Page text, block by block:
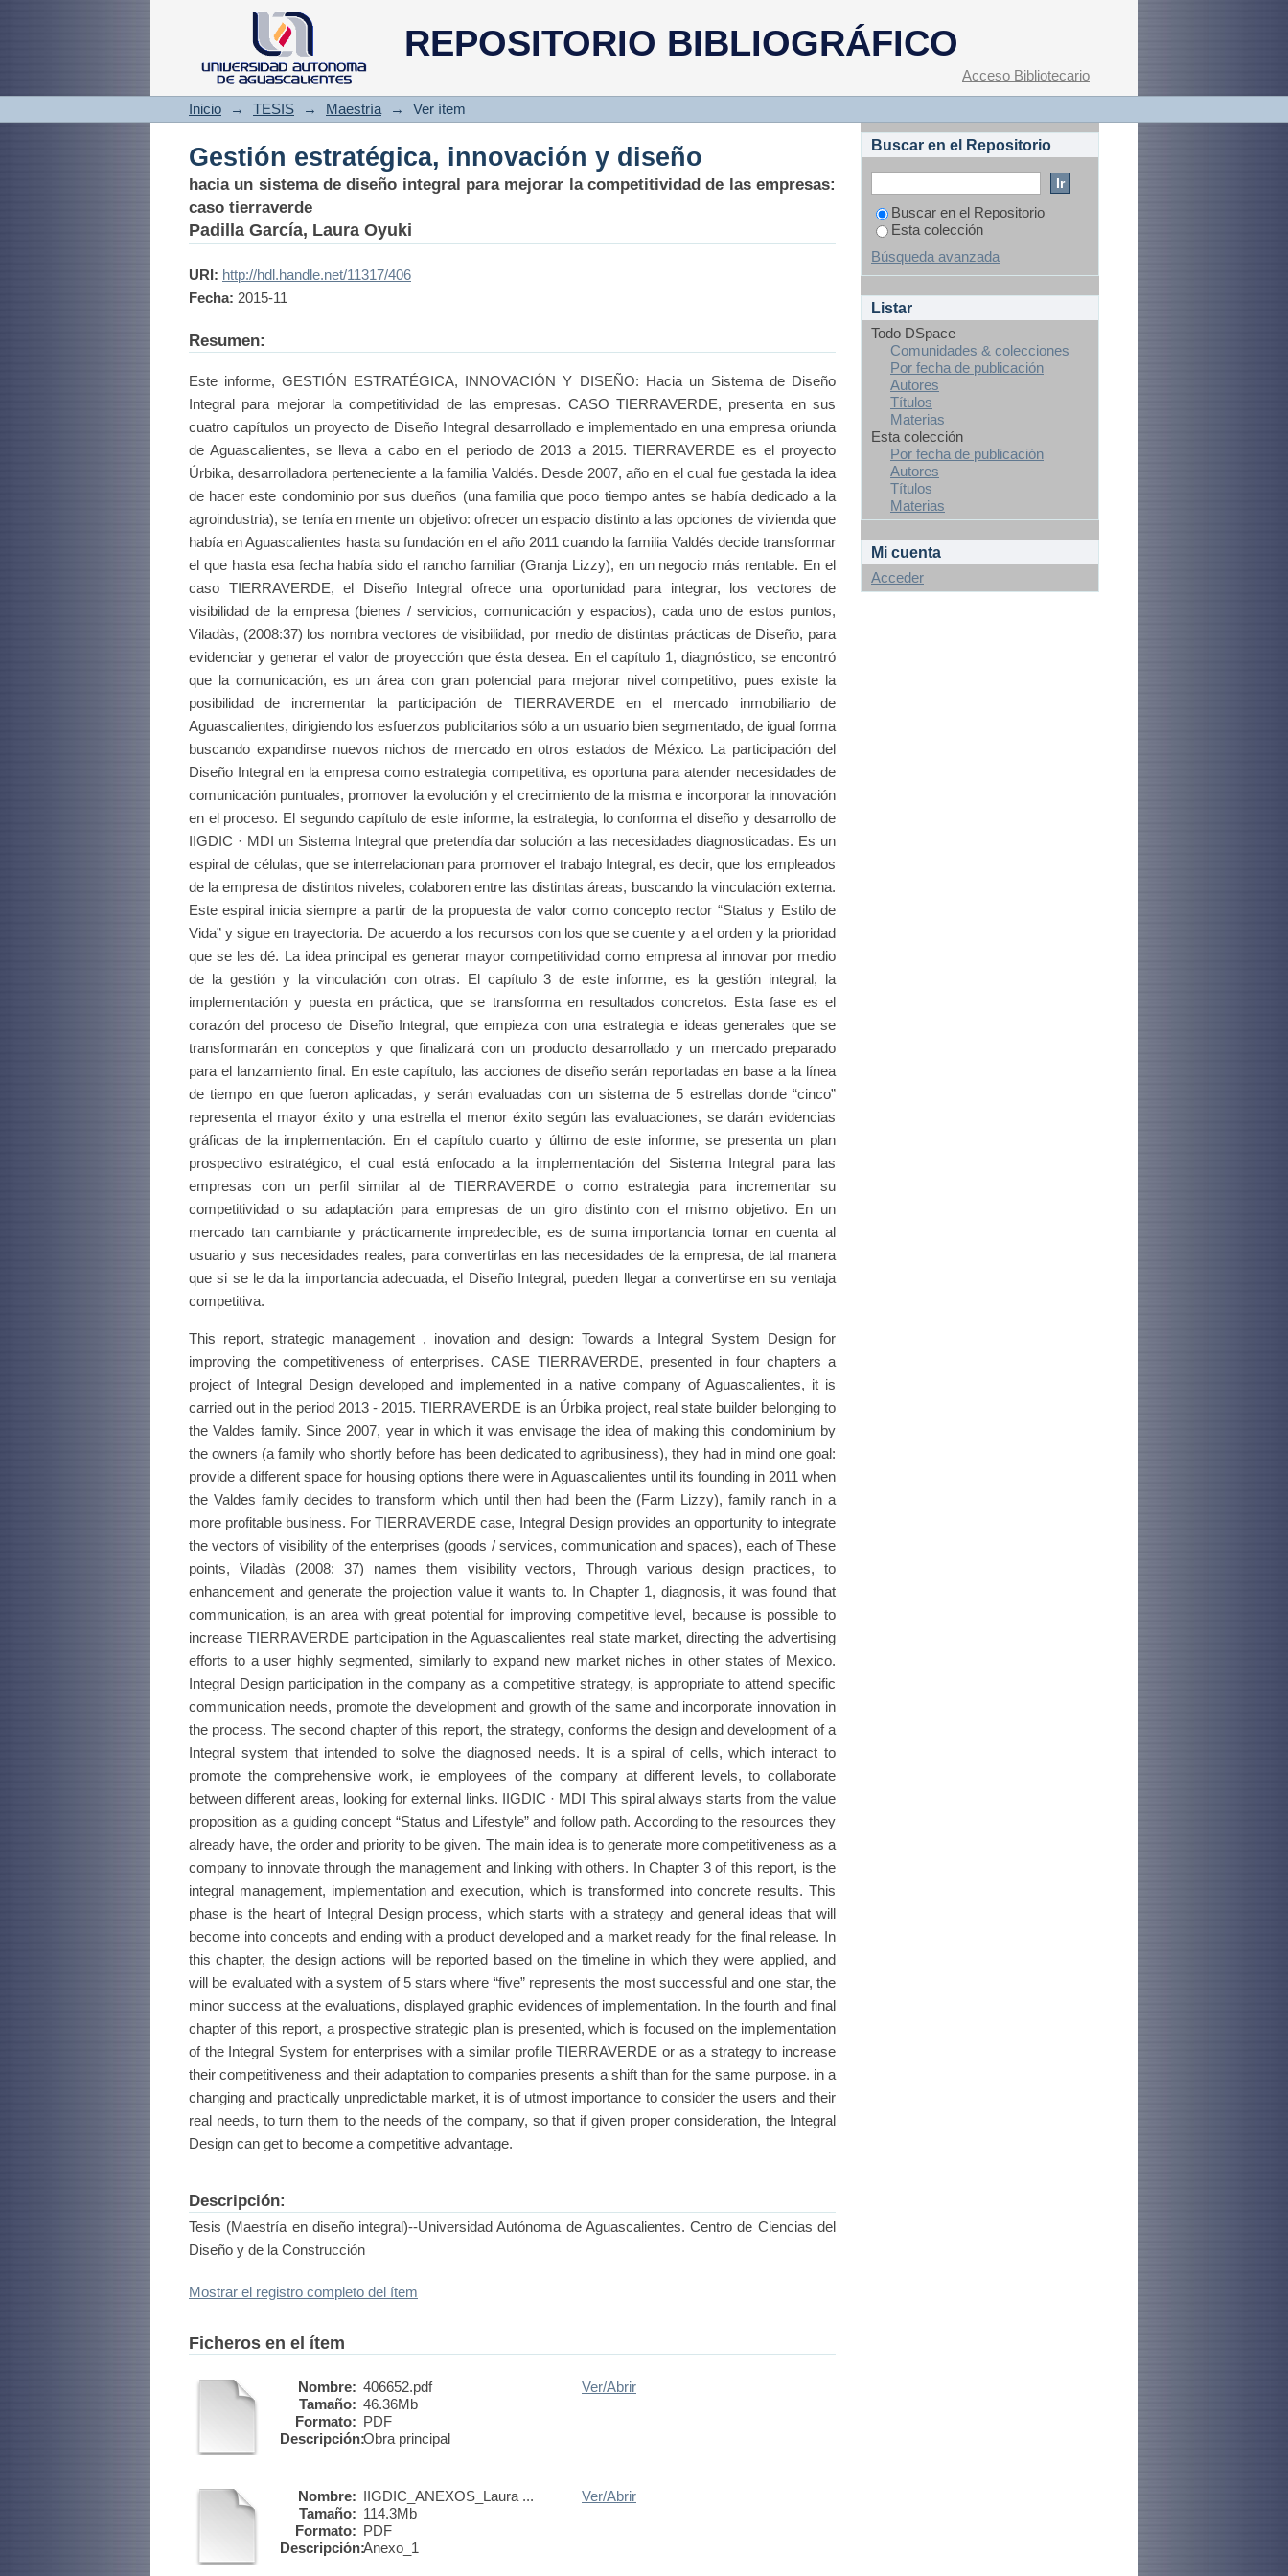
REPOSITORIO BIBLIOGRÁFICO
Gestión estratégica, innovación y diseño
Acceso Bibliotecario
Inicio → TESIS → Maestría → Ver ítem
Gestión estratégica, innovación y diseño
hacia un sistema de diseño integral para mejorar la competitividad de las empresas:
caso tierraverde
Padilla García, Laura Oyuki
URI: http://hdl.handle.net/11317/406
Fecha: 2015-11
Resumen:
Este informe, GESTIÓN ESTRATÉGICA, INNOVACIÓN Y DISEÑO: Hacia un Sistema de Diseño
Integral para mejorar la competitividad de las empresas. CASO TIERRAVERDE, presenta en sus
cuatro capítulos un proyecto de Diseño Integral desarrollado e implementado en una empresa oriunda
de Aguascalientes, se lleva a cabo en el periodo de 2013 a 2015. TIERRAVERDE es el proyecto
Úrbika, desarrolladora perteneciente a la familia Valdés. Desde 2007, año en el cual fue gestada la idea
de hacer este condominio por sus dueños (una familia que poco tiempo antes se había dedicado a la
agroindustria), se tenía en mente un objetivo: ofrecer un espacio distinto a las opciones de vivienda que
había en Aguascalientes hasta su fundación en el año 2011 cuando la familia Valdés decide transformar
el que hasta esa fecha había sido el rancho familiar (Granja Lizzy), en un negocio más rentable. En el
caso TIERRAVERDE, el Diseño Integral ofrece una oportunidad para integrar, los vectores de
visibilidad de la empresa (bienes / servicios, comunicación y espacios), cada uno de estos puntos,
Viladàs, (2008:37) los nombra vectores de visibilidad, por medio de distintas prácticas de Diseño, para
evidenciar y generar el valor de proyección que ésta desea. En el capítulo 1, diagnóstico, se encontró
que la comunicación, es un área con gran potencial para mejorar nivel competitivo, pues existe la
posibilidad de incrementar la participación de TIERRAVERDE en el mercado inmobiliario de
Aguascalientes, dirigiendo los esfuerzos publicitarios sólo a un usuario bien segmentado, de igual forma
buscando expandirse nuevos nichos de mercado en otros estados de México. La participación del
Diseño Integral en la empresa como estrategia competitiva, es oportuna para atender necesidades de
comunicación puntuales, promover la evolución y el crecimiento de la misma e incorporar la innovación
en el proceso. El segundo capítulo de este informe, la estrategia, lo conforma el diseño y desarrollo de
IIGDIC · MDI un Sistema Integral que pretendía dar solución a las necesidades diagnosticadas. Es un
espiral de células, que se interrelacionan para promover el trabajo Integral, es decir, que los empleados
de la empresa de distintos niveles, colaboren entre las distintas áreas, buscando la vinculación externa.
Este espiral inicia siempre a partir de la propuesta de valor como concepto rector “Status y Estilo de
Vida” y sigue en trayectoria. De acuerdo a los recursos con los que se cuente y a el orden y la prioridad
que se les dé. La idea principal es generar mayor competitividad como empresa al innovar por medio
de la gestión y la vinculación con otras. El capítulo 3 de este informe, es la gestión integral, la
implementación y puesta en práctica, que se transforma en resultados concretos. Esta fase es el
corazón del proceso de Diseño Integral, que empieza con una estrategia e ideas generales que se
transformarán en conceptos y que finalizará con un producto desarrollado y un mercado preparado
para el lanzamiento final. En este capítulo, las acciones de diseño serán reportadas en base a la línea
de tiempo en que fueron aplicadas, y serán evaluadas con un sistema de 5 estrellas donde “cinco”
representa el mayor éxito y una estrella el menor éxito según las evaluaciones, se darán evidencias
gráficas de la implementación. En el capítulo cuarto y último de este informe, se presenta un plan
prospectivo estratégico, el cual está enfocado a la implementación del Sistema Integral para las
empresas con un perfil similar al de TIERRAVERDE o como estrategia para incrementar su
competitividad o su adaptación para empresas de un giro distinto con el mismo objetivo. En un
mercado tan cambiante y prácticamente impredecible, es de suma importancia tomar en cuenta al
usuario y sus necesidades reales, para convertirlas en las necesidades de la empresa, de tal manera
que si se le da la importancia adecuada, el Diseño Integral, pueden llegar a convertirse en su ventaja
competitiva.
This report, strategic management , inovation and design: Towards a Integral System Design for
improving the competitiveness of enterprises. CASE TIERRAVERDE, presented in four chapters a
project of Integral Design developed and implemented in a native company of Aguascalientes, it is
carried out in the period 2013 - 2015. TIERRAVERDE is an Úrbika project, real state builder belonging to
the Valdes family. Since 2007, year in which it was envisage the idea of making this condominium by
the owners (a family who shortly before has been dedicated to agribusiness), they had in mind one goal:
provide a different space for housing options there were in Aguascalientes until its founding in 2011 when
the Valdes family decides to transform which until then had been the (Farm Lizzy), family ranch in a
more profitable business. For TIERRAVERDE case, Integral Design provides an opportunity to integrate
the vectors of visibility of the enterprises (goods / services, communication and spaces), each of These
points, Viladàs (2008: 37) names them visibility vectors, Through various design practices, to
enhancement and generate the projection value it wants to. In Chapter 1, diagnosis, it was found that
communication, is an area with great potential for improving competitive level, because is possible to
increase TIERRAVERDE participation in the Aguascalientes real state market, directing the advertising
efforts to a user highly segmented, similarly to expand new market niches in other states of Mexico.
Integral Design participation in the company as a competitive strategy, is appropriate to attend specific
communication needs, promote the development and growth of the same and incorporate innovation in
the process. The second chapter of this report, the strategy, conforms the design and development of a
Integral system that intended to solve the diagnosed needs. It is a spiral of cells, which interact to
promote the comprehensive work, ie employees of the company at different levels, to collaborate
between different areas, looking for external links. IIGDIC · MDI This spiral always starts from the value
proposition as a guiding concept “Status and Lifestyle” and follow path. According to the resources they
already have, the order and priority to be given. The main idea is to generate more competitiveness as a
company to innovate through the management and linking with others. In Chapter 3 of this report, is the
integral management, implementation and execution, which is transformed into concrete results. This
phase is the heart of Integral Design process, which starts with a strategy and general ideas that will
become into concepts and ending with a product developed and a market ready for the final release. In
this chapter, the design actions will be reported based on the timeline in which they were applied, and
will be evaluated with a system of 5 stars where “five” represents the most successful and one star, the
minor success at the evaluations, displayed graphic evidences of implementation. In the fourth and final
chapter of this report, a prospective strategic plan is presented, which is focused on the implementation
of the Integral System for enterprises with a similar profile TIERRAVERDE or as a strategy to increase
their competitiveness and their adaptation to companies presents a shift than for the same purpose. in a
changing and practically unpredictable market, it is of utmost importance to consider the users and their
real needs, to turn them to the needs of the company, so that if given proper consideration, the Integral
Design can get to become a competitive advantage.
Descripción:
Tesis (Maestría en diseño integral)--Universidad Autónoma de Aguascalientes. Centro de Ciencias del
Diseño y de la Construcción
Mostrar el registro completo del ítem
Ficheros en el ítem
Nombre: 406652.pdf
Tamaño: 46.36Mb
Formato: PDF
Descripción:Obra principal
Ver/Abrir
Nombre: IIGDIC_ANEXOS_Laura ...
Tamaño: 114.3Mb
Formato: PDF
Descripción:Anexo_1
Ver/Abrir
Buscar en el Repositorio
Buscar en el Repositorio
Esta colección
Búsqueda avanzada
Listar
Todo DSpace
Comunidades & colecciones
Por fecha de publicación
Autores
Títulos
Materias
Esta colección
Por fecha de publicación
Autores
Títulos
Materias
Mi cuenta
Acceder